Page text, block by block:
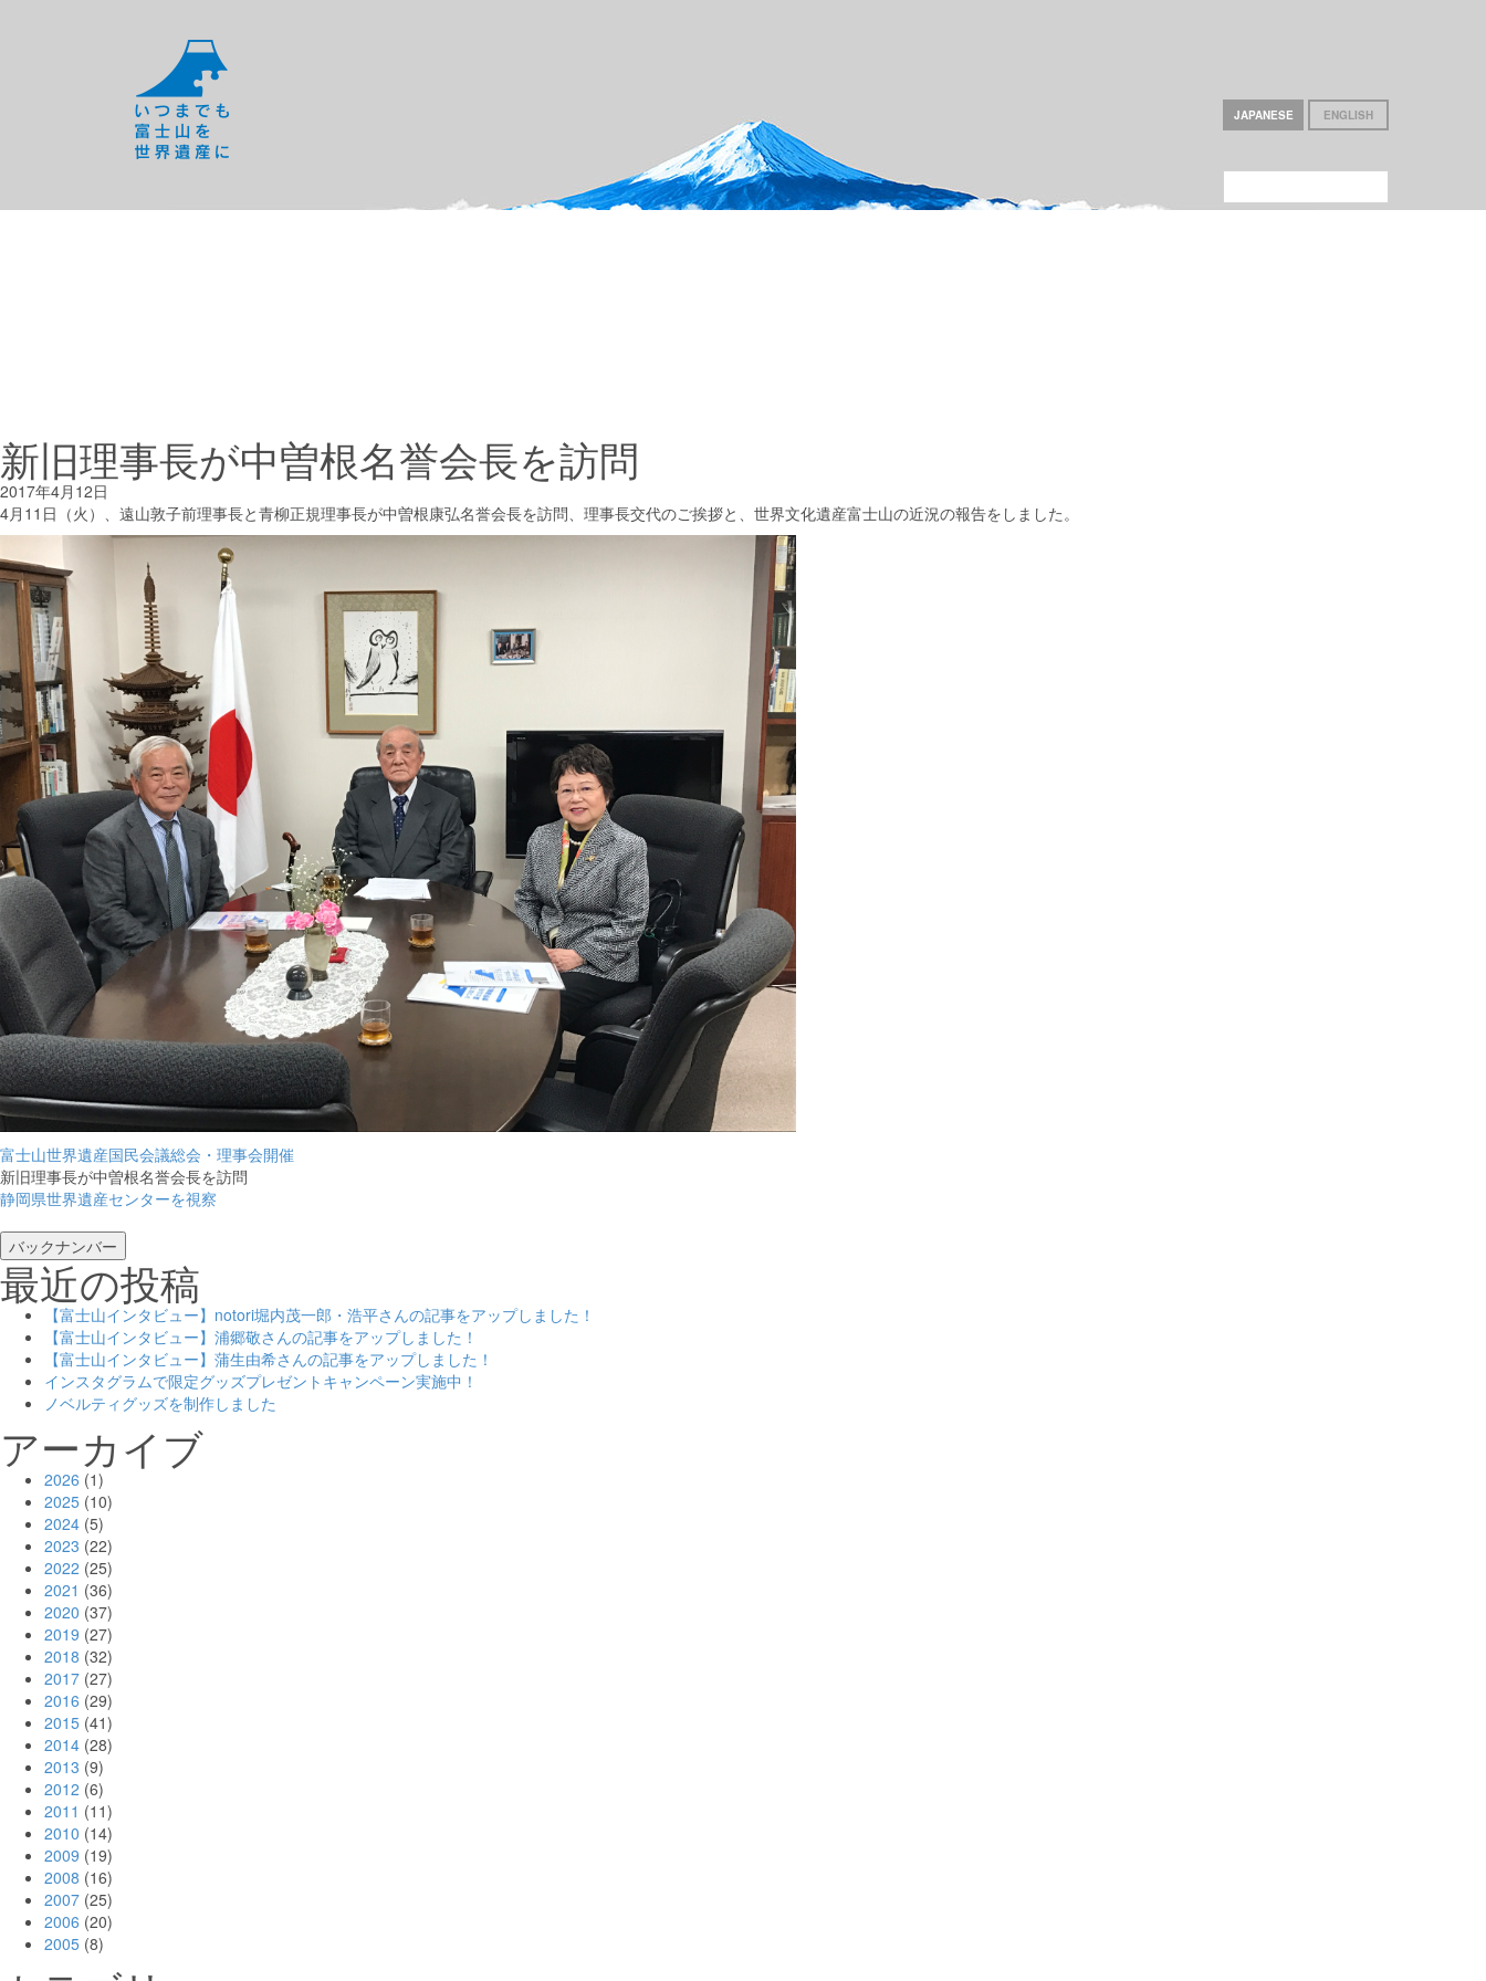
JAPANESE ENGLISH
新旧理事長が中曽根名誉会長を訪問
2017年4月12日
4月11日（火）、遠山敦子前理事長と青柳正規理事長が中曽根康弘名誉会長を訪問、理事長交代のご挨拶と、世界文化遺産富士山の近況の報告をしました。
富士山世界遺産国民会議総会・理事会開催
新旧理事長が中曽根名誉会長を訪問
静岡県世界遺産センターを視察
バックナンバー
最近の投稿
【富士山インタビュー】notori堀内茂一郎・浩平さんの記事をアップしました！
【富士山インタビュー】浦郷敬さんの記事をアップしました！
【富士山インタビュー】蒲生由希さんの記事をアップしました！
インスタグラムで限定グッズプレゼントキャンペーン実施中！
ノベルティグッズを制作しました
アーカイブ
2026 (1)
2025 (10)
2024 (5)
2023 (22)
2022 (25)
2021 (36)
2020 (37)
2019 (27)
2018 (32)
2017 (27)
2016 (29)
2015 (41)
2014 (28)
2013 (9)
2012 (6)
2011 (11)
2010 (14)
2009 (19)
2008 (16)
2007 (25)
2006 (20)
2005 (8)